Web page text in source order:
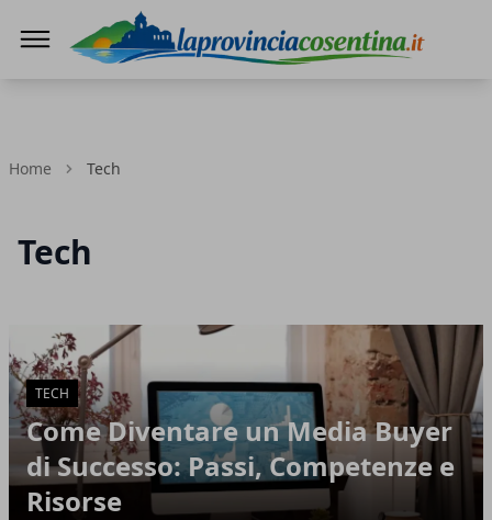
Home Tech
Tech
Articoli in Evidenza
TECH
Come Diventare un Media Buyer
di Successo: Passi, Competenze e
Risorse